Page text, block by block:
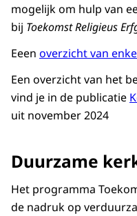
mogelijk om hulp van
bij Toekomst Religieus
Eeen overzicht van
Een overzicht van het
vind je in de publicatie
uit november 2024
Duurzame
Het programma
de nadruk op